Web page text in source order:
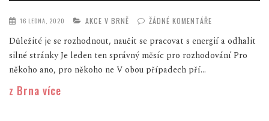
16 LEDNA, 2020 AKCE V BRNĚ ŽÁDNÉ KOMENTÁŘE
Důležité je se rozhodnout, naučit se pracovat s energií a odhalit
silné stránky Je leden ten správný měsíc pro rozhodování Pro
někoho ano, pro někoho ne V obou případech pří...
z Brna více